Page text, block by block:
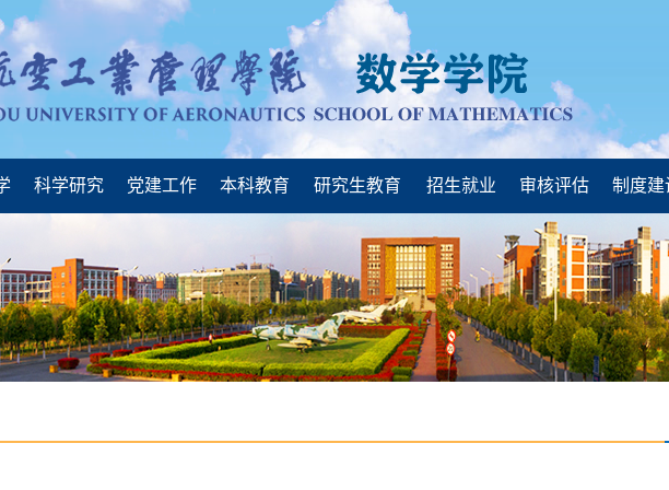
科学研究 党建工作 本科教育 研究生教育 招生就业 审核评估 制度